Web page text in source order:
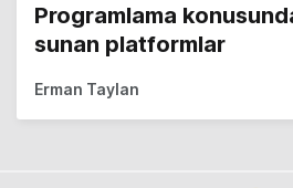
Programlama
sunan platformlar
Erman Taylan